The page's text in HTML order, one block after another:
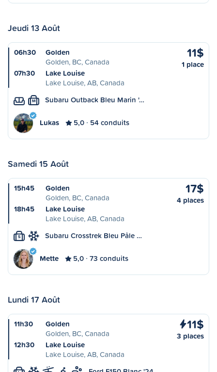
Jeudi 13 Août
06h30
Golden
Golden, BC, Canada
07h30
Lake Louise
Lake Louise, AB, Canada
11$
1 place
M Subaru Outback Bleu Marin '…
Lukas 5,0 54 conduits
Samedi 15 Août
15h45
Golden
Golden, BC, Canada
18h45
Lake Louise
Lake Louise, AB, Canada
17$
4 places
S Subaru Crosstrek Bleu Pâle …
Mette 5,0 73 conduits
Lundi 17 Août
11h30
Golden
Golden, BC, Canada
12h30
Lake Louise
Lake Louise, AB, Canada
11$
3 places